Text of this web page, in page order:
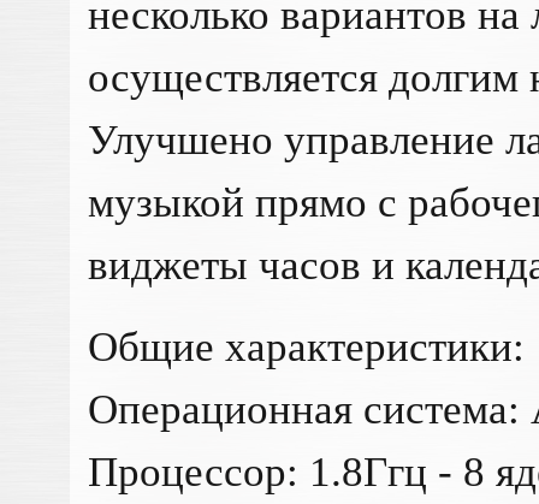
несколько вариантов
осуществляется
Улучшено управление
музыкой прямо с
виджеты часов и
Общие характеристики:
Операционная
Процессор: 1.8Ггц - 8